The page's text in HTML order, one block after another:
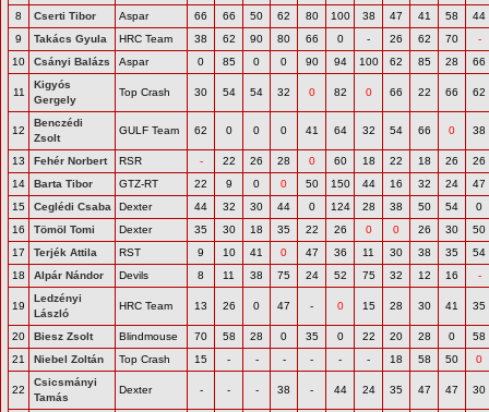
8 Cserti Tibor Aspar 66 66 50 62 80 100 38 47 41 58
44
9
Takács Gyula HRC Team 38 62 90 80 66 0 - 26 62 70
-
10
Csányi Balázs Aspar 0 85 0 0 90 94 100 62 85 28 66
11
Kigyós
Gergely
Top Crash 30 54 54 32 0 82 0 66 22 66 62
12
Benczédi
Zsolt
GULF Team 62 0 0 0 41 64 32 54 66 0 38
13 Fehér Norbert RSR - 22 26 28 0 60 18 22 18 26
26
14
Barta Tibor GTZ-RT 22 9 0 0 50 150 44 16 32 24
47
15
Ceglédi Csaba Dexter 44 32 30 44 0 124 28 38 50 54
0
16
Tömöl Tomi Dexter 35 30 18 35 22 26 0 0 26 30
50
17
Terjék Attila RST 9 10 41 0 47 36 11 30 38 35
54
18
Alpár Nándor Devils 8 11 38 75 24 52 75 32 12 16 -
19
Ledzényi
László
HRC Team 13 26 0 47 - 0 15 28 30 41 35
20 Biesz Zsolt Blindmouse 70 58 28 0 35 0 22 20 28 0
58
21
Niebel Zoltán Top Crash 15 - - - - - - 18 58 50 0
22
Csicsmányi
Tamás
Dexter - - - 38 - 44 24 35 47 47 30